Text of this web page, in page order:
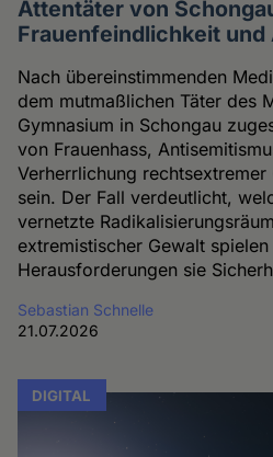
Attentäter von
Frauenfeindlichkeit
Nach übereinstimmenden
dem mutmaßlichen Täter des
Gymnasium in Schongau
von Frauenhass,
Verherrlichung
sein. Der Fall verdeutlicht,
vernetzte
extremistischer Gewalt
Herausforderungen sie
Sebastian Schnelle
21.07.2026
DIGITAL